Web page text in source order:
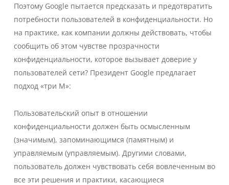
Поэтому Google пытается предсказать и предотвратить
потребности пользователей в конфиденциальности. Но
на практике, как компании должны действовать, чтобы
сообщить об этом чувстве прозрачности
конфиденциальности, которое вызывает доверие у
пользователей сети? Президент Google предлагает
подход «три М»:
Пользовательский опыт в отношении
конфиденциальности должен быть осмысленным
(значимым), запоминающимся (памятным) и
управляемым (управляемым). Другими словами,
пользователь должен чувствовать себя вовлеченным во
все эти решения и практики, касающиеся